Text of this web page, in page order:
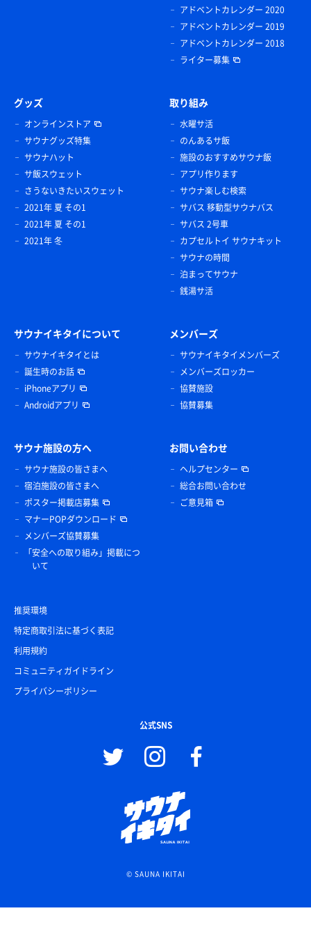
アドベントカレンダー 2020
アドベントカレンダー 2019
アドベントカレンダー 2018
ライター募集
グッズ
オンラインストア
サウナグッズ特集
サウナハット
サ飯スウェット
さうないきたいスウェット
2021年 夏 その1
2021年 夏 その1
2021年 冬
取り組み
水曜サ活
のんあるサ飯
施設のおすすめサウナ飯
アプリ作ります
サウナ楽しむ検索
サバス 移動型サウナバス
サバス 2号車
カプセルトイ サウナキット
サウナの時間
泊まってサウナ
銭湯サ活
サウナイキタイについて
サウナイキタイとは
誕生時のお話
iPhoneアプリ
Androidアプリ
メンバーズ
サウナイキタイメンバーズ
メンバーズロッカー
協賛施設
協賛募集
サウナ施設の方へ
サウナ施設の皆さまへ
宿泊施設の皆さまへ
ポスター掲載店募集
マナーPOPダウンロード
メンバーズ協賛募集
「安全への取り組み」掲載につ
いて
お問い合わせ
ヘルプセンター
総合お問い合わせ
ご意見箱
推奨環境
特定商取引法に基づく表記
利用規約
コミュニティガイドライン
プライバシーポリシー
公式SNS
© SAUNA IKITAI